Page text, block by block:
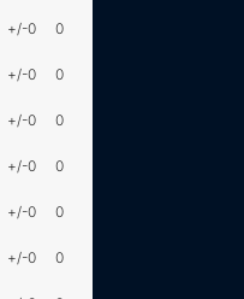
+/-0 0
+/-0 0
+/-0 0
+/-0 0
+/-0 0
+/-0 0